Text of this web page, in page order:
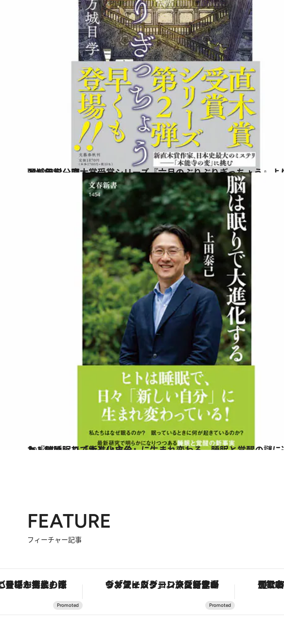
2024.7.6
万城目学、直木賞受賞シリーズ『六月のぶりぶりぎっちょう』より冒頭を無料公開
カルチャー
2024.7.5
ヒトは睡眠で「新しい自分」に生まれ変わる 睡眠と覚醒の謎に迫った『脳は眠りで大進化する』
カルチャー
FEATURE
フィーチャー記事
「土佐和ハーブかき氷」がOMO7高知に登場！生姜、山椒、大葉など目にも舌にも涼を呼ぶ郷土の味 ヴァシュロン・コンスタンタン「オーヴァーシーズ・オートマティック」。旅愛好家のお気に入りコレクションから、ジェンダーレスな新作が登場